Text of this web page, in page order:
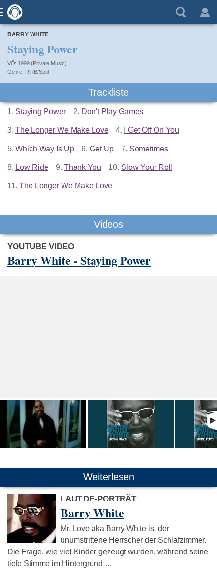
BARRY WHITE
Staying Power
VÖ: 1999 (Private Music)
R'n'B/Soul
Trackliste
1. Staying Power 2. Don't Play Games
3. The Longer We Make Love 4. I Get Off On You
5. Which Way Is Up 6. Get Up 7. Sometimes
8. Low Ride 9. Thank You 10. Slow Your Roll
11. The Longer We Make Love
Videos
YOUTUBE VIDEO
Barry White - Staying Power
Weiterlesen
LAUT.DE-PORTRÄT
Barry White
Mr. Love aka Barry White ist der
unumstrittene Herrscher der Schlafzimmer.
Die Frage, wie viel Kinder gezeugt wurden, während seine
tiefe Stimme im Hintergrund …